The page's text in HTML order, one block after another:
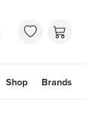
Shop Brands